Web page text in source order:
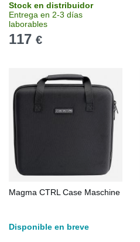
Stock en distribuidor
Entrega en 2-3 días
laborables
117 €
Magma CTRL Case Maschine
Disponible en breve